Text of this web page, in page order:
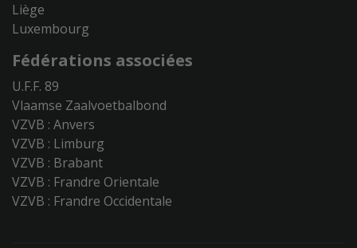
Liège
Luxembourg
Fédérations associées
U.F.F. 89
Vlaamse Zaalvoetbalbond
VZVB : Anvers
VZVB : Limburg
VZVB : Brabant
VZVB : Frandre Orientale
VZVB : Frandre Occidentale